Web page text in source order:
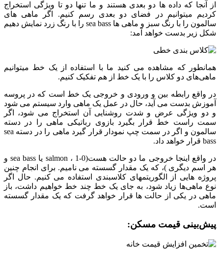
از آنجا که داده ها دو بعدی هستند و ما تنها دو تا ویژگی استخراج
کردیم میتوانیم در فضای دو بعدی رسم کنیم. اگر ماهی های
سالمون را با رنگ سبز و ماهی ها sea bass را با رنگ زرد نمایش دهیم
شکل زیر بدست خواهد آمد:
همانطور که مشاهده می کنید ما با استفاده از یک خط میتوانیم
ماهی‌های دو کلاس را با یک خط از هم تفکیک کنیم.
در واقع رابطه بین و ورودی و خروجی یک خط است که در پروسه
آموزش بدست می آید، حال در عمل یک ماهی وارد سیستم می شود
و دو ویژگی عرض و شدت روشنایی آن استخراج می شود، اگر
سمت راست خط قرار بگیرد بازوی رباتیکی ماهی را در دسته
سالمون و اگر در سمت چپ نمودار قرار گیرد ماهی را در دسته sea
bass قرار خواهد داد.
در واقع اینجا خروجی ما دو حالت هست(0-1 ، salmon یا sea bass و
هر اسم دیگری )، که یک مقدار گسسته می نامیم. برای انجام چنین
پروژه هایی از الگوریتمهای کلاسبندی استفاده می کنیم. حال اگر
نوع ماهی‌ها زیاد شود، به جای یک خط چند خط خواهیم داشت، باز
ماهی در یکی از حالت ها قرار خواهد گرفت که یک مقدار گسسته
است.
پیش‌بینی قیمت مسکن: